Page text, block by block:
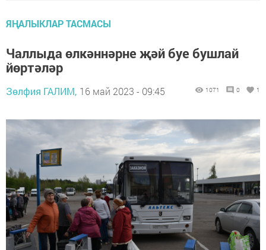
ЯҢАЛЫКЛАР ТАСМАСЫ
Чаллыда өлкәннәрне җәй буе бушлай
йөртәләр
Зөлфия ГАЛИМ, 16 май 2023 - 09:45 1071 0 1